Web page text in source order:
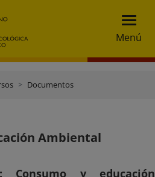
Menú
Documentos
Ambiental
Consumo y educación